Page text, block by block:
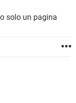
10solo un pagina